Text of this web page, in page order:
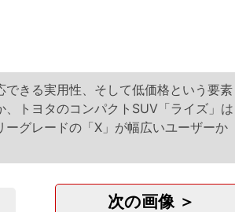
きる実用性、そして低価格という要素
トヨタのコンパクトSUV「ライズ」は
グレードの「X」が幅広いユーザーか
次の画像 ＞